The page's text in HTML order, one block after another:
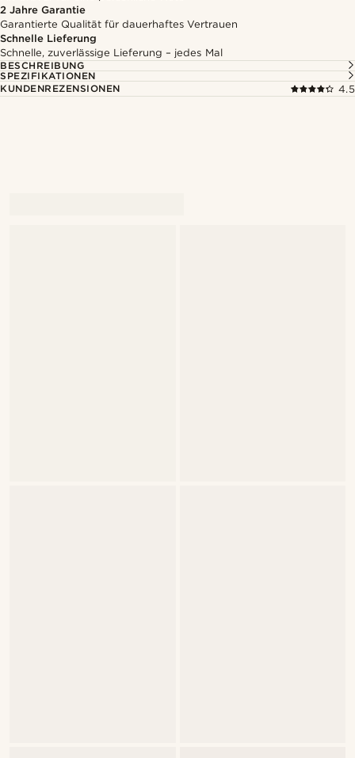
2 Jahre Garantie
Garantierte Qualität für dauerhaftes Vertrauen
Schnelle Lieferung
Schnelle, zuverlässige Lieferung – jedes Mal
BESCHREIBUNG
SPEZIFIKATIONEN
KUNDENREZENSIONEN
4.5